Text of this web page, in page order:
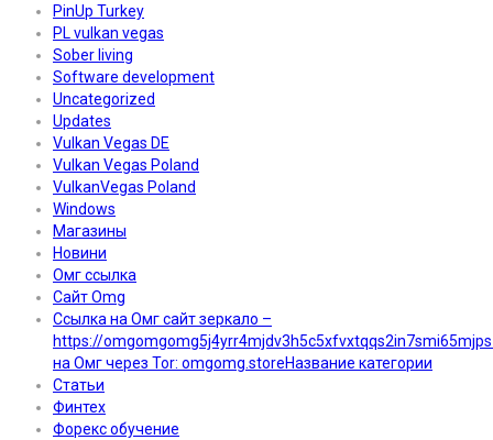
PinUp Turkey
PL vulkan vegas
Sober living
Software development
Uncategorized
Updates
Vulkan Vegas DE
Vulkan Vegas Poland
VulkanVegas Poland
Windows
Магазины
Новини
Омг ссылка
Сайт Omg
Ссылка на Омг сайт зеркало –
https://
на Омг через Tor: omgomg.storeНазвание категории
Статьи
Финтех
Форекс обучение